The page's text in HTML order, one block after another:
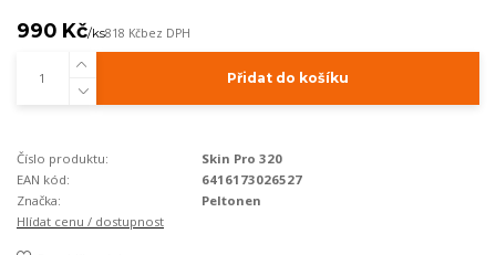
990 Kč/ks818 Kčbez DPH
Přidat do košíku
Číslo produktu:
Skin Pro 320
EAN kód:
6416173026527
Značka:
Peltonen
Hlídat cenu / dostupnost